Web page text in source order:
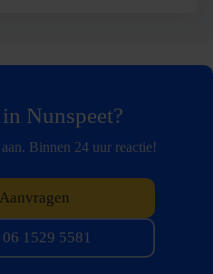
Nunspeet?
Binnen 24 uur reactie!
1529 5581